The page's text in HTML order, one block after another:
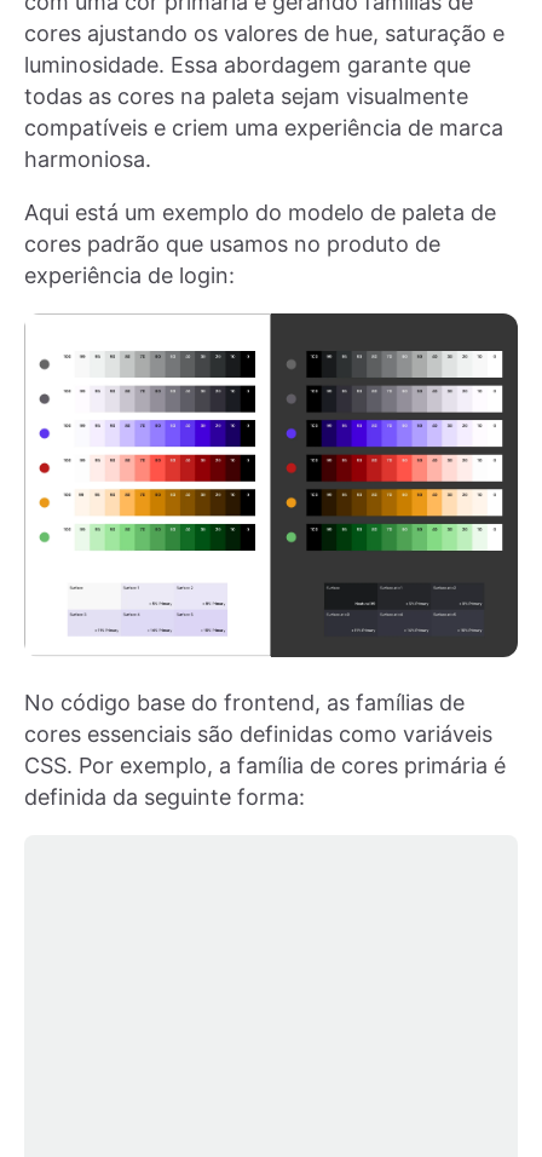
cores ajustando os valores de hue, saturação e
luminosidade. Essa abordagem garante que
todas as cores na paleta sejam visualmente
compatíveis e criem uma experiência de marca
harmoniosa.
Aqui está um exemplo do modelo de paleta de
cores padrão que usamos no produto de
experiência de login:
No código base do frontend, as famílias de
cores essenciais são definidas como variáveis
CSS. Por exemplo, a família de cores primária é
definida da seguinte forma: